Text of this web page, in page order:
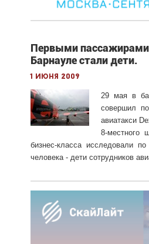
Первыми пассажирами
Барнауле стали дети.
1 июня 2009
29 мая в
совершил
авиатакси
8-местного
бизнес-класса исследовали
человека - дети сотрудников